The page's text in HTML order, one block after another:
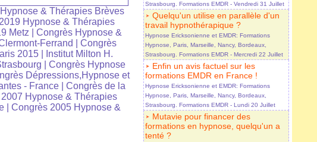
& Thérapies Brèves
Hypnose & Thérapies
Metz
Congrès Hypnose &
Ferrand
Congrès
2015
Institut Milton H.
Congrès Hypnose
Dépressions,Hypnose et
- France
Congrès de la
Hypnose & Thérapies
Congrès 2005 Hypnose &
Strasbourg. Formations EMDR - Vendredi 31 Juillet
Quelqu'un utilise en parallèle d'un
travail hypnothérapique ?
Hypnose Ericksonienne et EMDR: Formations
Hypnose, Paris, Marseille, Nancy, Bordeaux,
Strasbourg. Formations EMDR - Mercredi 22 Juillet
Enfin un avis factuel sur les
formations EMDR en France !
Hypnose Ericksonienne et EMDR: Formations
Hypnose, Paris, Marseille, Nancy, Bordeaux,
Strasbourg. Formations EMDR - Lundi 20 Juillet
Mutavie pour financer des
formations en hypnose, quelqu'un a
tenté ?